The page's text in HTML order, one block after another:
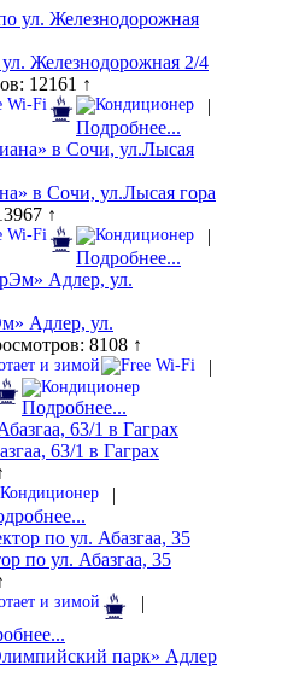
Железнодорожная 2/4
12161 ↑
|
Подробнее...
в Сочи, ул.Лысая гора
↑
|
Подробнее...
Адлер, ул.
8108 ↑
|
Подробнее...
63/1 в Гаграх
|
по ул. Абазгаа, 35
|